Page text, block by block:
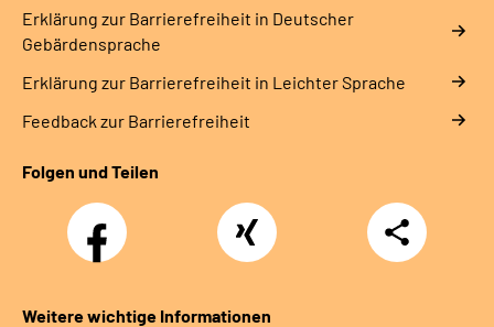
Erklärung zur Barrierefreiheit in Deutscher
Gebärdensprache
Erklärung zur Barrierefreiheit in Leichter Sprache
Feedback zur Barrierefreiheit
Folgen und Teilen
Facebook Xing
Teilen
Weitere wichtige Informationen